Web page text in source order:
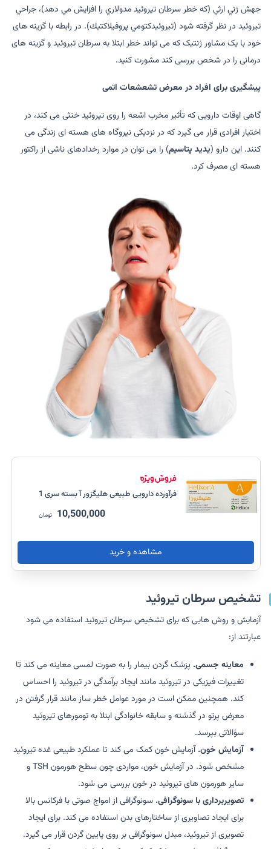
جهش ژني ارثي (كه خطر سرطان تيروئيد مدولاري را افزايش مي دهد)، جراحي
تيروئيد در نظر گرفته شود (تيروئيدكتومي پروفيلاكتيك). در رابطه با گزینه های
خود با یک مشاور ژنتیک که می تواند خطر ابتلا به سرطان تیروئید و گزینه های
درمانی را در شخص بررسی کند مشورت کنید.
پیشگیری برای افراد در معرض تشعشعات اتمی
گاهی اوقات دارویی که تأثیر مخرب اشعه را روی تیروئید خنثی می کند، در
اختیار افرادی قرار می گیرد که در نزدیکی نیروگاه های هسته ای زندگی می
کنند. این دارو (یدید پتاسیم) را می توان در موارد رخدادهای ناشی از راکتور
هسته ای مصرف کرد.
فرآورده دارویی طبیعی هلیگزور آ بسته سری 1
10,500,000 تومان
مشاهده و خرید
تشخیص سرطان تیروئید
آزمایش و روش هایی که برای تشخیص سرطان تیروئید استفاده می شود
عبارتند از:
معاینه جسمی. پزشک گردن بیمار را به صورت لمسی معاینه می کند تا
تغییرات فیزیکی در تیروئید مانند ایجاد برآمدگی در تیروئید را احساس
کند. همچنین ممکن است در مورد عوامل خطر ساز مانند قرار گرفتن در
معرض پرتو در گذشته و سابقه خانوادگی ابتلا به تومورهای تیروئید
سؤالاتی بپرسد.
آزمایش خون.آزمایش خون کمک می کند تا عملکرد طبیعی غده تیروئید
مشخص شود. در آزمایش خون، مواردی چون سطح هورمون TSH و
سایر هورمون های تیروئید در خون بررسی می شود.
تصویربرداری با سونوگرافی. سونوگرافی از امواج صوتی با فرکانس بالا
برای ایجاد تصاویری از ساختارهای بدن استفاده می کند. برای ایجاد
تصویری از تیروئید، مبدل سونوگرافی بر روی پایین گردن قرار می گیرد.